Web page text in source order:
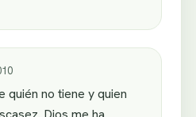
quién no tiene y quien